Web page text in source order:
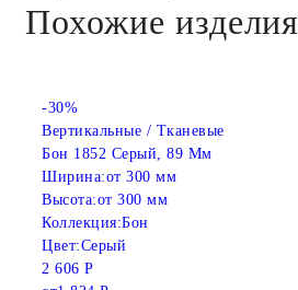
Похожие изделия
-30%
Вертикальные / Тканевые
Бон 1852 Серый, 89 Мм
Ширина:от 300 мм
Высота:от 300 мм
Коллекция:Бон
Цвет:Серый
2 606 Р